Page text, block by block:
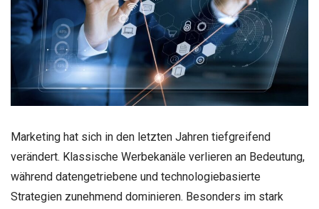
Marketing hat sich in den letzten Jahren tiefgreifend
verändert. Klassische Werbekanäle verlieren an Bedeutung,
während datengetriebene und technologiebasierte
Strategien zunehmend dominieren. Besonders im stark